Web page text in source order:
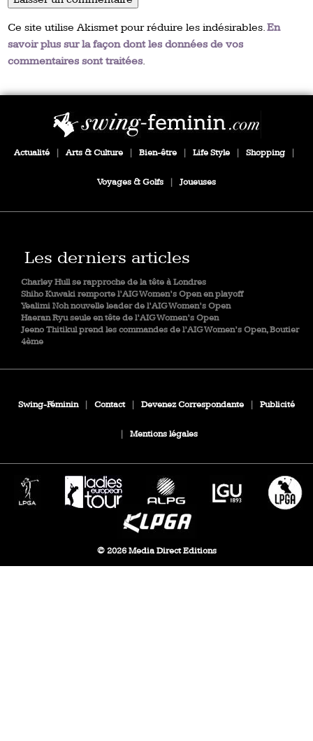
Ce site utilise Akismet pour réduire les indésirables.En
savoir plus sur la façon dont les données de vos
commentaires sont traitées.
Actualité Arts & Culture Bien-être Life Style Shopping
Voyages & Golfs Joueuses
Les derniers articles
Charley Hull se rapproche de la tête à Londres
Shiho Kuwaki remporte l’AIG Women’s Open en playoff
Yealimi Noh nouvelle leader de l’AIG Women’s Open
Haeran Ryu seule en tête de l’AIG Women’s Open
Jeeno Thitikul prend les commandes de l’AIG Women’s Open, Boutier
4ème
Swing-Féminin Contact Devenez Correspondante Publicité
Mentions légales
© 2026 Media Direct Editions